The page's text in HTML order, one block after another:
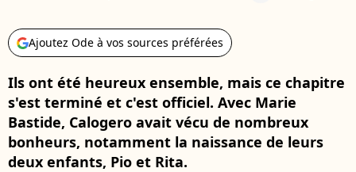
Ajoutez Ode à vos sources préférées
Ils ont été heureux ensemble, mais ce chapitre
s'est terminé et c'est officiel. Avec Marie
Bastide, Calogero avait vécu de nombreux
bonheurs, notamment la naissance de leurs
deux enfants, Pio et Rita.